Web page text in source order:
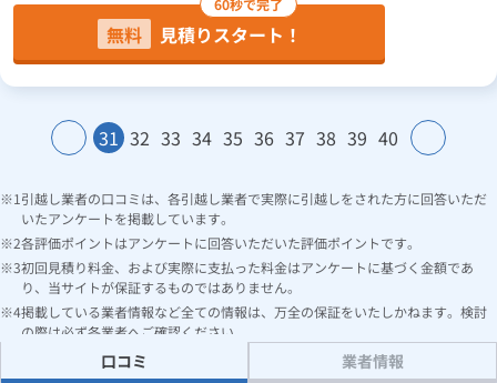
無料 見積りスタート！
31 32 33 34 35 36 37 38 39 40
引越し業者の口コミは、各引越し業者で実際に引越しをされた方に回答いただ
いたアンケートを掲載しています。
各評価ポイントはアンケートに回答いただいた評価ポイントです。
初回見積り料金、および実際に支払った料金はアンケートに基づく金額であ
り、当サイトが保証するものではありません。
掲載している業者情報など全ての情報は、万全の保証をいたしかねます。検討
の際は必ず各業者へご確認ください。
口コミ 業者情報